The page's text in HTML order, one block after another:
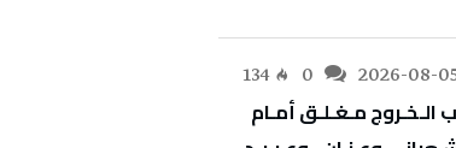
2026-08-
134